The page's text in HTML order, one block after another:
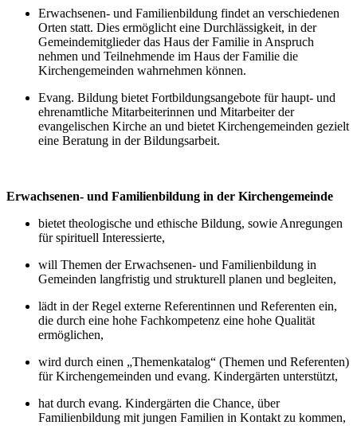
Erwachsenen- und Familienbildung findet an verschiedenen
Orten statt. Dies ermöglicht eine Durchlässigkeit, in der
Gemeindemitglieder das Haus der Familie in Anspruch
nehmen und Teilnehmende im Haus der Familie die
Kirchengemeinden wahrnehmen können.
Evang. Bildung bietet Fortbildungsangebote für haupt- und
ehrenamtliche Mitarbeiterinnen und Mitarbeiter der
evangelischen Kirche an und bietet Kirchengemeinden gezielt
eine Beratung in der Bildungsarbeit.
Erwachsenen- und Familienbildung in der Kirchengemeinde
bietet theologische und ethische Bildung, sowie Anregungen
für spirituell Interessierte,
will Themen der Erwachsenen- und Familienbildung in
Gemeinden langfristig und strukturell planen und begleiten,
lädt in der Regel externe Referentinnen und Referenten ein,
die durch eine hohe Fachkompetenz eine hohe Qualität
ermöglichen,
wird durch einen „Themenkatalog“ (Themen und Referenten)
für Kirchengemeinden und evang. Kindergärten unterstützt,
hat durch evang. Kindergärten die Chance, über
Familienbildung mit jungen Familien in Kontakt zu kommen,